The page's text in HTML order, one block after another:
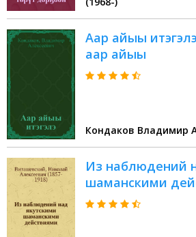
Аар айыы
аар айыы
Кондаков Владимир
Из наблюдений
шаманскими